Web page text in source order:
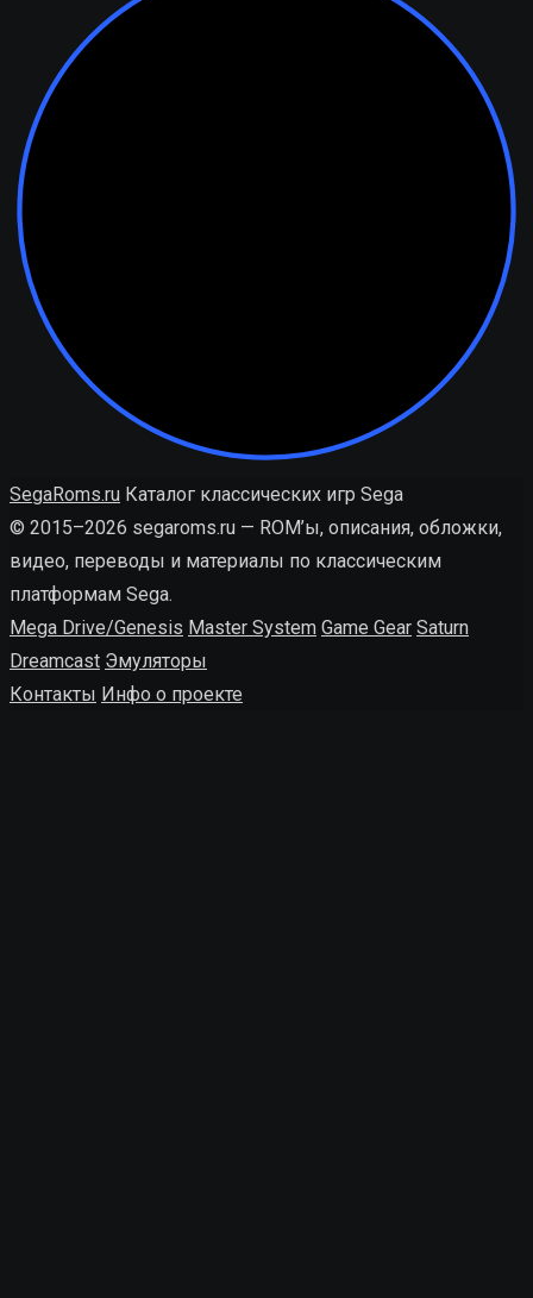
SegaRoms.ru Каталог классических игр Sega
© 2015–2026 segaroms.ru — ROM’ы, описания, обложки,
видео, переводы и материалы по классическим
платформам Sega.
Mega Drive/Genesis Master System Game Gear Saturn
Dreamcast Эмуляторы
Контакты Инфо о проекте